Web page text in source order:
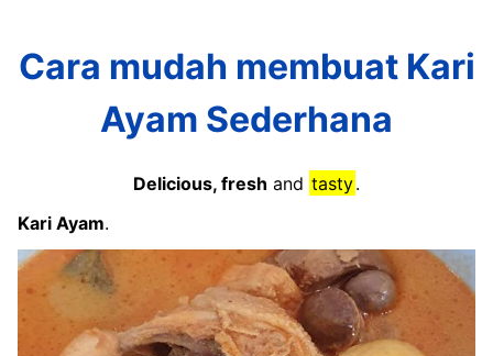
Cara mudah membuat Kari
Ayam Sederhana
Delicious, fresh and tasty.
Kari Ayam.